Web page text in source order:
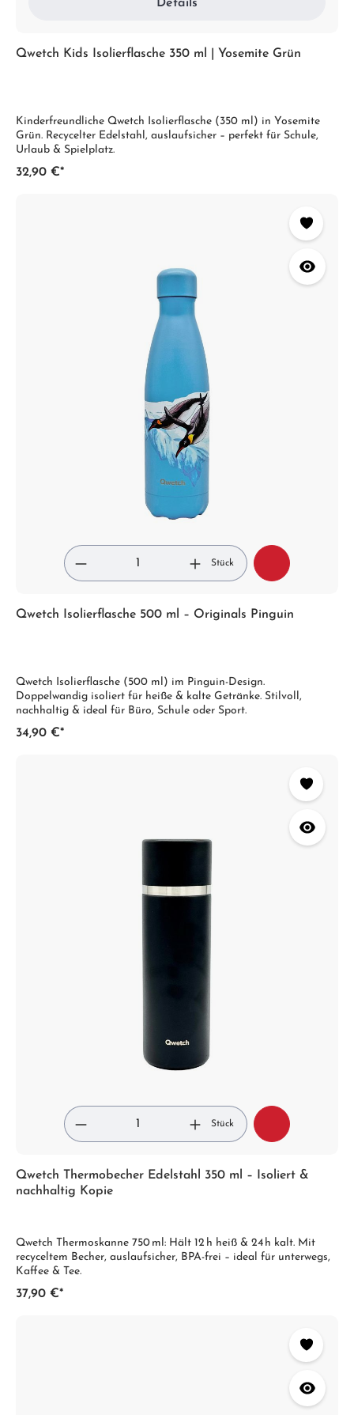
Details
Qwetch Kids Isolierflasche 350 ml | Yosemite Grün
Kinderfreundliche Qwetch Isolierflasche (350 ml) in Yosemite
Grün. Recycelter Edelstahl, auslaufsicher – perfekt für Schule,
Urlaub & Spielplatz.
32,90 €*
Stück
Qwetch Isolierflasche 500 ml – Originals Pinguin
Qwetch Isolierflasche (500 ml) im Pinguin-Design.
Doppelwandig isoliert für heiße & kalte Getränke. Stilvoll,
nachhaltig & ideal für Büro, Schule oder Sport.
34,90 €*
Stück
Qwetch Thermobecher Edelstahl 350 ml – Isoliert &
nachhaltig Kopie
Qwetch Thermoskanne 750 ml: Hält 12 h heiß & 24 h kalt. Mit
recyceltem Becher, auslaufsicher, BPA-frei – ideal für unterwegs,
Kaffee & Tee.
37,90 €*